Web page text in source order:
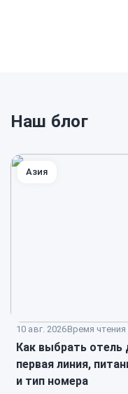
Наш блог
10 авг. 2026Время чтения
Как выбрать отель
первая линия,
и тип номера
Азия